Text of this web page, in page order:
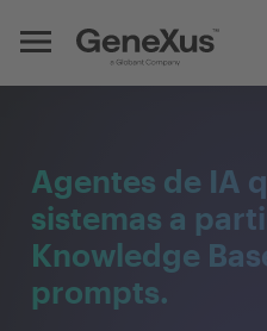
Agentes de IA
sistemas a
Knowledge
prompts.